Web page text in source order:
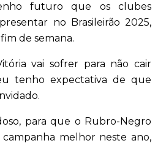
futuro que os clubes
no Brasileirão 2025,
de semana.
vai sofrer para não cair
tenho expectativa de que
para que o Rubro-Negro
melhor neste ano,